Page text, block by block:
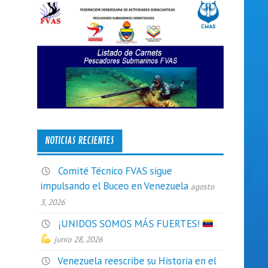
NOTICIAS RECIENTES
Comité Técnico FVAS sigue
impulsando el Buceo en Venezuela agosto
3, 2026
¡UNIDOS SOMOS MÁS FUERTES!
junio 28, 2026
Venezuela reescribe su Historia en el